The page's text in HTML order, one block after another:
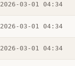
2026-03-01 04:34
2026-03-01 04:34
2026-03-01 04:34